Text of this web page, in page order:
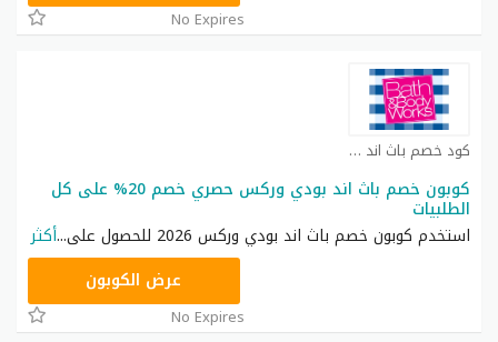
No Expires
كود خصم باث اند بودي كوبون
كوبون خصم باث اند بودي وركس حصري خصم 20% على كل
الطلبيات
استخدم كوبون خصم باث اند بودي وركس 2026 للحصول على
...أكثر
عرض الكوبون
No Expires